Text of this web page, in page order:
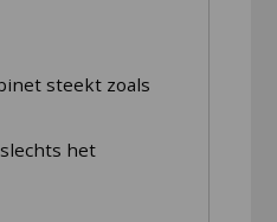
steekt zoals
het